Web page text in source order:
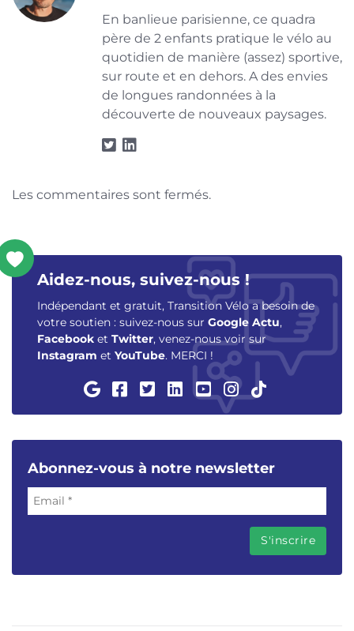
En banlieue parisienne, ce quadra
père de 2 enfants pratique le vélo au
quotidien de manière (assez) sportive,
sur route et en dehors. A des envies
de longues randonnées à la
découverte de nouveaux paysages.
Les commentaires sont fermés.
Aidez-nous, suivez-nous !
Indépendant et gratuit, Transition Vélo a besoin de
votre soutien : suivez-nous sur Google Actu,
Facebook et Twitter, venez-nous voir sur
Instagram et YouTube. MERCI !
Abonnez-vous à notre newsletter